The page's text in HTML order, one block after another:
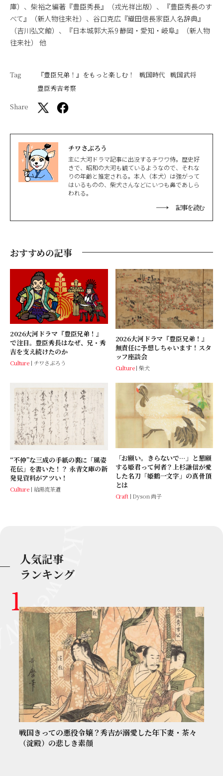
庫）、柴裕之編著『豊臣秀長』（戎光祥出版）、『豊臣秀長のす
べて』（新人物往来社）、谷口克広『織田信長家臣人名辞典』
（吉川弘文館）、『日本城郭大系9 静岡・愛知・岐阜』（新人物
往来社） 他
Tag 『豊臣兄弟！』をもっと楽しむ！ 戦国時代 戦国武将
豊臣秀吉考察
Share
チワさぶろう
主に大河ドラマ記事に出没するチワワ侍。歴史好
きで、昭和の大河も観ているようなので、それな
りの年齢と推定される。本人（本犬）は強がって
はいるものの、柴犬さんなどにいつも鼻であしら
われる。
記事を読む
おすすめの記事
2026大河ドラマ『豊臣兄弟！』
で注目。豊臣秀長はなぜ、兄・秀
吉を支え続けたのか
Culture チワさぶろう
2026大河ドラマ『豊臣兄弟！』
無責任に予想しちゃいます！スタ
ッフ座談会
Culture 柴犬
“不仲”な三成の手紙の裏に「風姿
花伝」を書いた！？ 永青文庫の新
発見資料がアツい！
Culture 給湯流茶道
「お願い。きらないで…」と懇願
する姫君って何者？上杉謙信が愛
した名刀「姫鶴一文字」の真骨頂
とは
Craft Dyson 尚子
人気記事
ランキング
戦国きっての悪役令嬢？秀吉が溺愛した年下妻・茶々
（淀殿）の悲しき素顔